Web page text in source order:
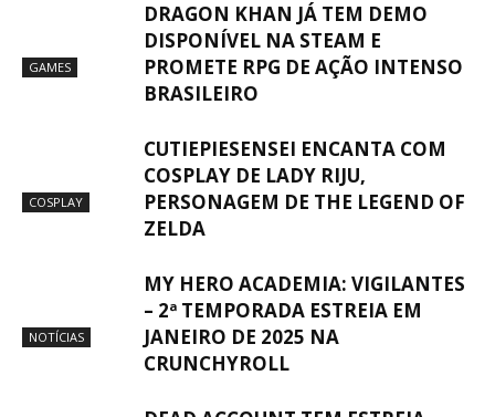
GAMES
DRAGON KHAN JÁ TEM DEMO
DISPONÍVEL NA STEAM E
PROMETE RPG DE AÇÃO INTENSO
BRASILEIRO
COSPLAY
CUTIEPIESENSEI ENCANTA COM
COSPLAY DE LADY RIJU,
PERSONAGEM DE THE LEGEND OF
ZELDA
NOTÍCIAS
MY HERO ACADEMIA: VIGILANTES
– 2ª TEMPORADA ESTREIA EM
JANEIRO DE 2025 NA
CRUNCHYROLL